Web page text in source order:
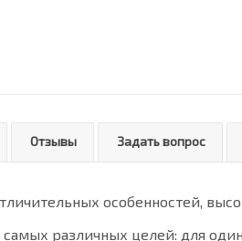
Отзывы Задать вопрос
особенностей,
различных целей: для